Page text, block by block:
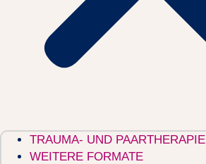
TRAUMA- UND PAARTHERAPIE
WEITERE FORMATE